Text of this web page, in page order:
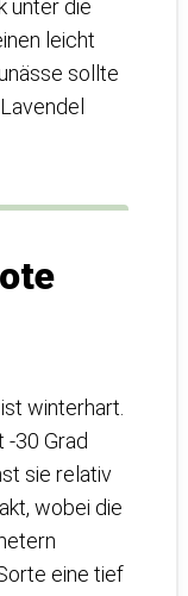
unter die
leicht
sollte
winterhart.
-30 Grad
sie relativ
wobei die
eine tief